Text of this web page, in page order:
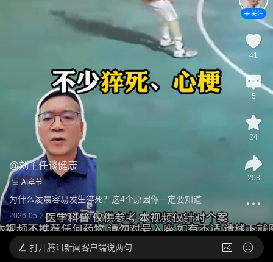
@刘主任谈健康
AI章节
为什么凌晨容易发生猝死？这4个原因你一定要知道
2026-05-27 19:13 发布于北京
关注
41
5
24
208
打开腾讯新闻客户端说两句